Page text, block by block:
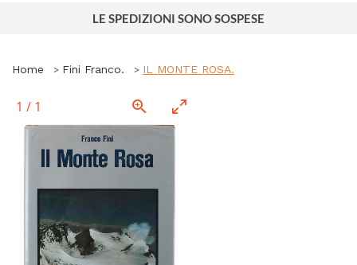
LE SPEDIZIONI SONO SOSPESE
Home Fini Franco. IL MONTE ROSA.
1 / 1